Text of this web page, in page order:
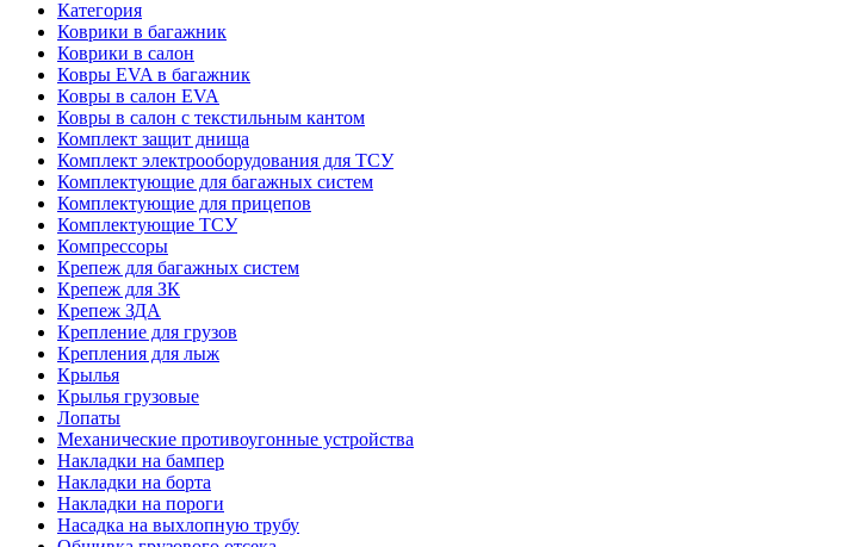
Категория
Коврики в багажник
Коврики в салон
Ковры EVA в багажник
Ковры в салон EVA
Ковры в салон с текстильным кантом
Комплект защит днища
Комплект электрооборудования для ТСУ
Комплектующие для багажных систем
Комплектующие для прицепов
Комплектующие ТСУ
Компрессоры
Крепеж для багажных систем
Крепеж для ЗК
Крепеж ЗДА
Крепление для грузов
Крепления для лыж
Крылья
Крылья грузовые
Лопаты
Механические противоугонные устройства
Накладки на бампер
Накладки на борта
Накладки на пороги
Насадка на выхлопную трубу